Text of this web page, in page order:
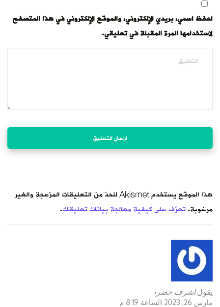
احفظ اسمي، بريدي الإلكتروني، والموقع الإلكتروني في هذا المتصفح
لاستخدامها المرة المقبلة في تعليقي.
هذا الموقع يستخدم Akismet للحدّ من التعليقات المزعجة والغير
مرغوبة.تعرّف على كيفية معالجة بيانات تعليقك.
يقول اشرف خضر :
مارس 26, 2023 الساعة 8:19 م